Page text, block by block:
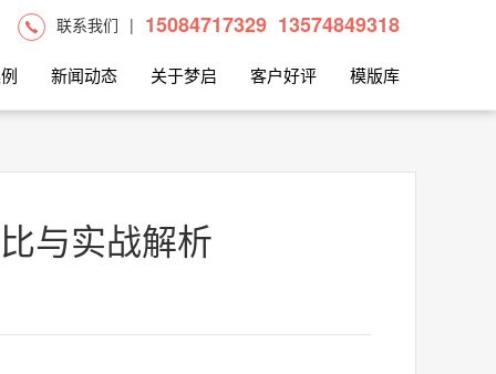
联系我们 | 15084717329 13574849318
新闻动态 关于梦启 客户好评 模版库
与实战解析